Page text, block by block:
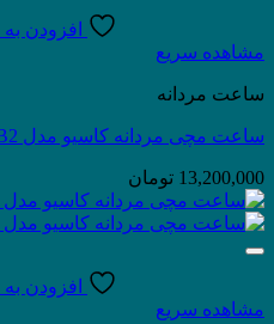
افزودن
مشاهده سریع
ساعت مردانه
ساعت مچی مردانه کاسیو مدل MTP-VT01G-1B2
13,200,000 تومان
افزودن
مشاهده سریع